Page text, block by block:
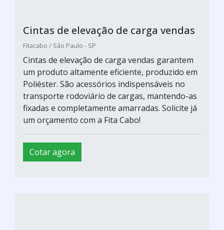
Cintas de elevação de carga vendas
Fitacabo / São Paulo - SP
Cintas de elevação de carga vendas garantem
um produto altamente eficiente, produzido em
Poliéster. São acessórios indispensáveis no
transporte rodoviário de cargas, mantendo-as
fixadas e completamente amarradas. Solicite já
um orçamento com a Fita Cabo!
Cotar agora